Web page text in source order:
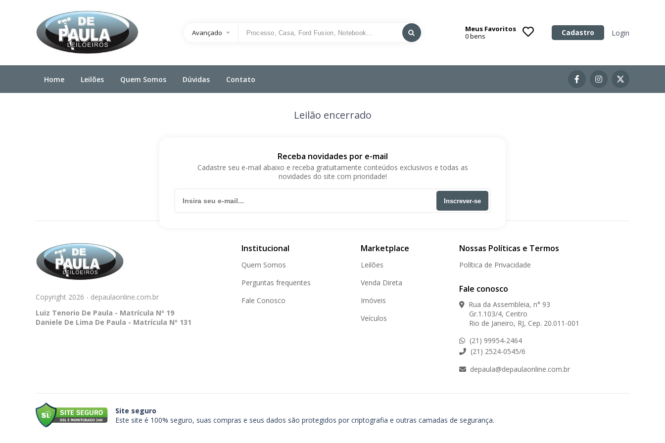
Avançado
Meus Favoritos
0bens Cadastro Login
Home Leilões Quem Somos Dúvidas Contato
Categoria
Leilão encerrado
Receba novidades por e-mail
Cadastre seu e-mail abaixo e receba gratuitamente conteúdos exclusivos e todas as
novidades do site com prioridade!
Inscrever-se
Copyright 2026 - depaulaonline.com.br
Luiz Tenorio De Paula - Matrícula Nº 19
Daniele De Lima De Paula - Matrícula Nº 131
Institucional
Quem Somos
Perguntas frequentes
Fale Conosco
Marketplace
Leilões
Venda Direta
Imóveis
Veículos
Nossas Políticas e Termos
Política de Privacidade
Fale conosco
Rua da Assembleia, n° 93
Gr.1.103/4, Centro
Rio de Janeiro, RJ, Cep. 20.011-001
(21) 99954-2464
(21) 2524-0545/6
depaula@depaulaonline.com.br
Site seguro
Este site é 100% seguro, suas compras e seus dados são protegidos por criptografia e outras camadas de segurança.